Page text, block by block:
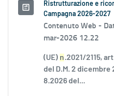
Ristrutturazione e
Campagna 2026-2027
Contenuto Web -
mar-2026 12.22
(UE) n.2021/2115,
del D.M. 2 dicembre
8.2026 del...